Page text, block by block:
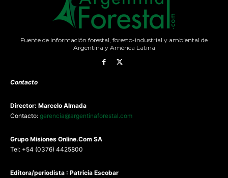
Fuente de información forestal, foresto-industrial y ambiental de
Argentina y América Latina
Contacto
Director: Marcelo Almada
Contacto: gerencia@argentinaforestal.com
Grupo Misiones Online.Com SA
Tel: +54 (0376) 4425800
Editora/periodista : Patricia Escobar